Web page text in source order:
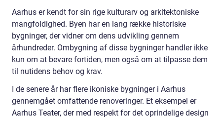
Aarhus er kendt for sin rige kulturarv og arkitektoniske
mangfoldighed. Byen har en lang række historiske
bygninger, der vidner om dens udvikling gennem
århundreder. Ombygning af disse bygninger handler ikke
kun om at bevare fortiden, men også om at tilpasse dem
til nutidens behov og krav.
I de senere år har flere ikoniske bygninger i Aarhus
gennemgået omfattende renoveringer. Et eksempel er
Aarhus Teater, der med respekt for det oprindelige design